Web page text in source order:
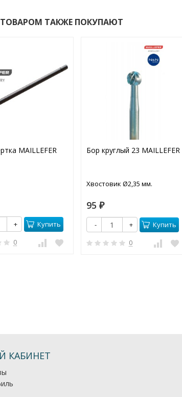
ТАКЖЕ ПОКУПАЮТ
MAILLEFER
+ Купить
0
Бор круглый 23 MAILLEFER
Хвостовик Ø2,35 мм.
95 ₽
- + Купить
0
КАБИНЕТ